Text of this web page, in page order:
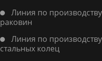
Линия по производству
раковин
Линия по производству
стальных колец